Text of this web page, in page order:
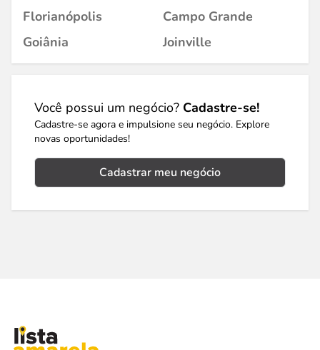
Florianópolis
Campo Grande
Goiânia
Joinville
Você possui um negócio? Cadastre-se!
Cadastre-se agora e impulsione seu negócio. Explore
novas oportunidades!
Cadastrar meu negócio